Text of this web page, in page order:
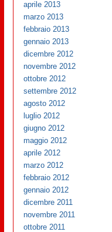
aprile 2013
marzo 2013
febbraio 2013
gennaio 2013
dicembre 2012
novembre 2012
ottobre 2012
settembre 2012
agosto 2012
luglio 2012
giugno 2012
maggio 2012
aprile 2012
marzo 2012
febbraio 2012
gennaio 2012
dicembre 2011
novembre 2011
ottobre 2011